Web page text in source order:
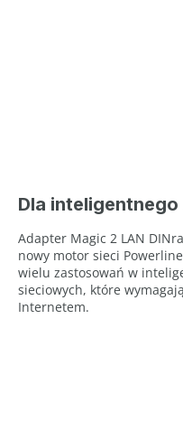
Dla inteligentnego
Adapter Magic 2 LAN
nowy motor sieci
wielu zastosowań w
sieciowych, które
Internetem.